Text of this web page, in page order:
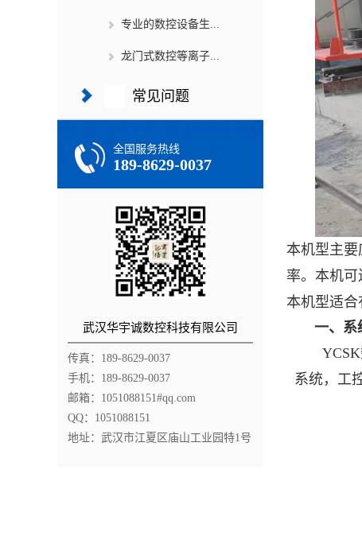
专业的数控设备生...
龙门式数控等离子...
常见问题
全国服务热线
189-8629-0037
武汉华宇诚数控科技有限公司
传真：189-8629-0037
手机：189-8629-0037
邮箱：1051088151#qq.com
QQ：1051088151
地址：武汉市江夏区庙山工业园特1号
本机型主
率。本机可
本机型适合
一、系
系统，工